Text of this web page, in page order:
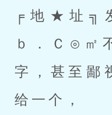
╒地★址╗
ｂ．Ｃ⊙㎡
字，甚至鄙
给一个，